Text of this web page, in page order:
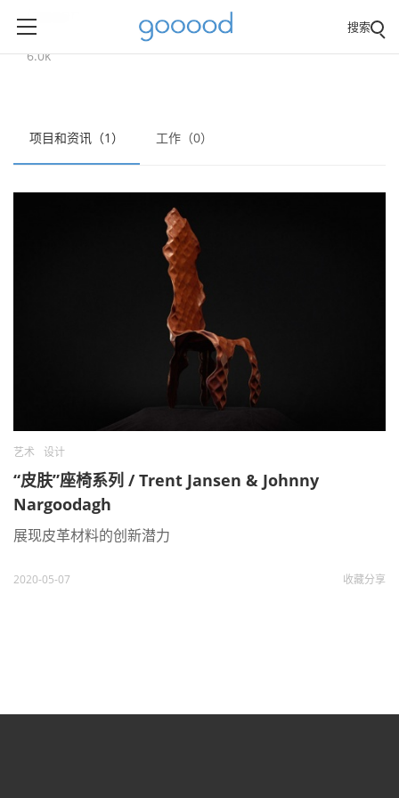
搜索
项目和资讯（1） 工作（0）
艺术 设计
“皮肤”座椅系列 / Trent Jansen & Johnny
Nargoodagh
展现皮革材料的创新潜力
2020-05-07 收藏分享
Jansen
总阅读量:
6.0k